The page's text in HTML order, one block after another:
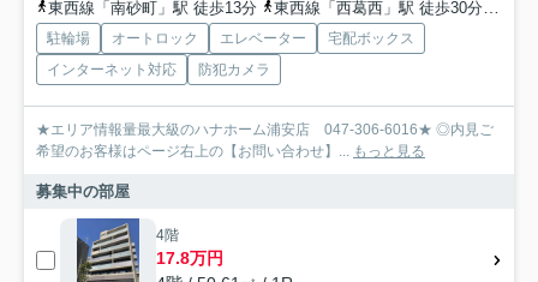
東西線「南砂町」駅 徒歩13分
東西線「西葛西」駅 徒歩30分
駐輪場 オートロック エレベーター
宅配ボックス
インターネット対応
防犯カメラ
★エリア情報量最大級のハナホーム浦安店 047-306-6016★ ◎内見ご
希望のお客様はページ右上の【お問い合わせ】... もっと見る
募集中の部屋
4階
17.8万円